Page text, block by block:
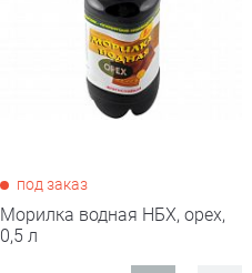
под заказ
Морилка водная НБХ, орех,
0,5 л